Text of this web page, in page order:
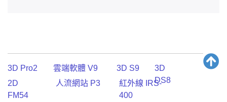
3D Pro2 雲端軟體 V9 3D S9
3D
DS8
2D
FM54
人流網站 P3
紅外線 IRS-
400